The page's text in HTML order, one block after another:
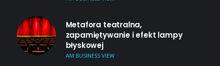
Metafora teatralna,
zapamiętywanie i efekt lampy
błyskowej
AM BUSINESS VIEW